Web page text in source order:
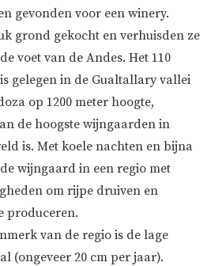
gevonden voor een winery.
grond gekocht en verhuisden ze
voet van de Andes. Het 110
gelegen in de Gualtallary vallei
op 1200 meter hoogte,
de hoogste wijngaarden in
is. Met koele nachten en bijna
wijngaard in een regio met
om rijpe druiven en
produceren.
van de regio is de lage
(ongeveer 20 cm per jaar).